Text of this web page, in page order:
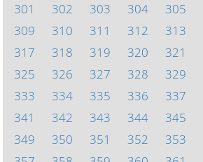
301
302 303 304 305
309
310 311 312 313
317
318 319 320 321
325
326 327 328 329
333
334 335 336 337
341
342 343 344 345
349
350 351 352 353